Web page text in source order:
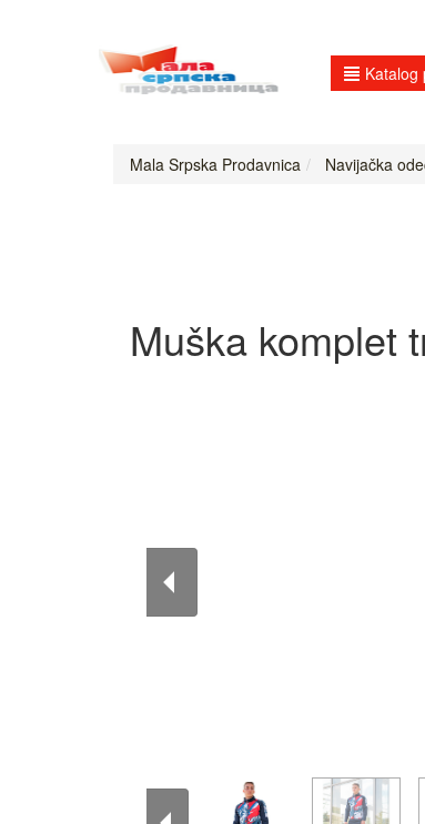
Katalog
Mala Srpska Prodavnica Navijačka
Muška komplet